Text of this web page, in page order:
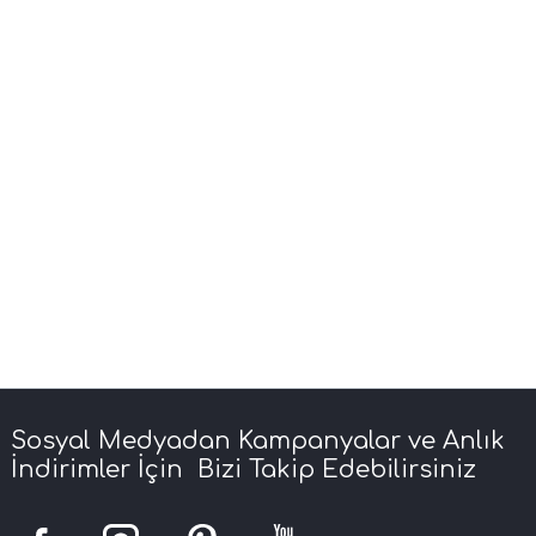
Sosyal Medyadan Kampanyalar ve Anlık
İndirimler İçin Bizi Takip Edebilirsiniz